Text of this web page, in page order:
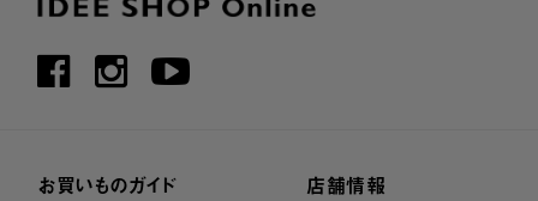
お買いものガイド 店舗情報